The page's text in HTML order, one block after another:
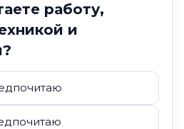
работу,
и